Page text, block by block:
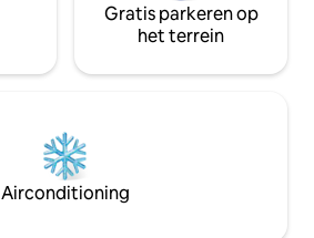
Gratis parkeren op
het terrein
Airconditioning